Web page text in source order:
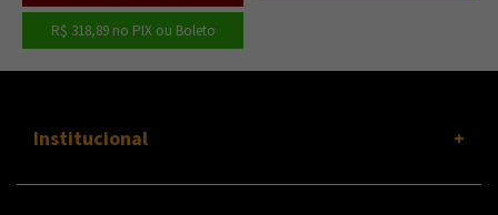
R$ 318,89no PIX ou Boleto
Institucional